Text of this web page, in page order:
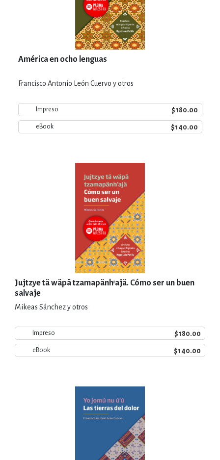
América en ocho lenguas
Francisco Antonio León Cuervo y otros
Impreso $180.00
eBook $140.00
Jujtzye tä wäpä tzamapänh'ajä. Cómo ser un buen
salvaje
Mikeas Sánchez y otros
Impreso $180.00
eBook $140.00